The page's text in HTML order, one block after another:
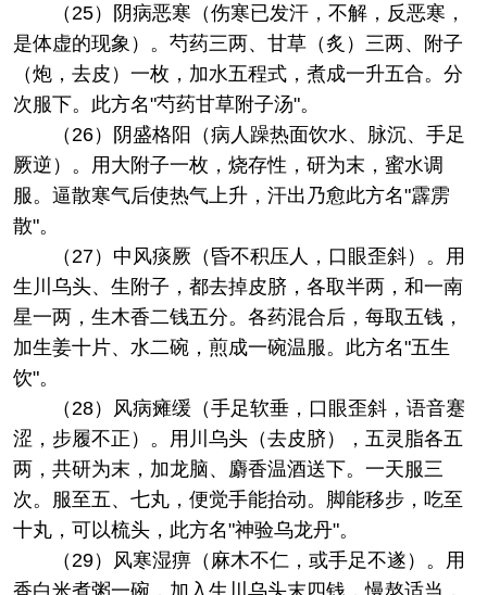
（25）阴病恶寒（伤寒已发汗，不解，反恶寒，
是体虚的现象）。芍药三两、甘草（炙）三两、附子
（炮，去皮）一枚，加水五程式，煮成一升五合。分
次服下。此方名"芍药甘草附子汤"。
（26）阴盛格阳（病人躁热面饮水、脉沉、手足
厥逆）。用大附子一枚，烧存性，研为末，蜜水调
服。逼散寒气后使热气上升，汗出乃愈此方名"霹雳
散"。
（27）中风痰厥（昏不积压人，口眼歪斜）。用
生川乌头、生附子，都去掉皮脐，各取半两，和一南
星一两，生木香二钱五分。各药混合后，每取五钱，
加生姜十片、水二碗，煎成一碗温服。此方名"五生
饮"。
（28）风病瘫缓（手足软垂，口眼歪斜，语音蹇
涩，步履不正）。用川乌头（去皮脐），五灵脂各五
两，共研为末，加龙脑、麝香温酒送下。一天服三
次。服至五、七丸，便觉手能抬动。脚能移步，吃至
十丸，可以梳头，此方名"神验乌龙丹"。
（29）风寒湿痹（麻木不仁，或手足不遂）。用
香白米煮粥一碗，加入生川乌头末四钱，慢熬适当，